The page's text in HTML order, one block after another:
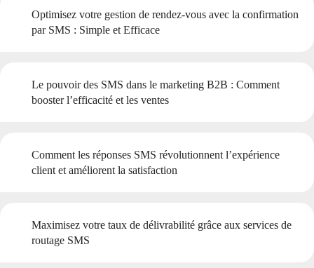
Optimisez votre gestion de rendez-vous avec la confirmation
par SMS : Simple et Efficace
Le pouvoir des SMS dans le marketing B2B : Comment
booster l’efficacité et les ventes
Comment les réponses SMS révolutionnent l’expérience
client et améliorent la satisfaction
Maximisez votre taux de délivrabilité grâce aux services de
routage SMS